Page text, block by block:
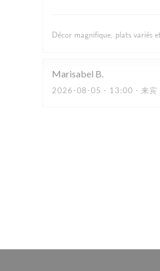
Décor magnifique, plats variés
Marisabel B
2026-08-05 - 13:00 - 来宾